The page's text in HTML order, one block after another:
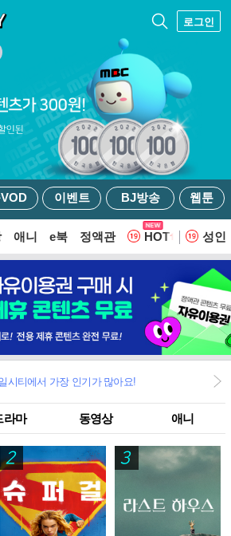
로그인
이벤트 BJ방송 웹툰
애니 e북 정액관 HOT 웹
성인
시티에서 가장 인기가 많아요!
라마 동영상 애니
2 3